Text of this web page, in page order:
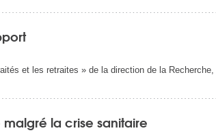
et les retraites » de la direction de la
la crise sanitaire